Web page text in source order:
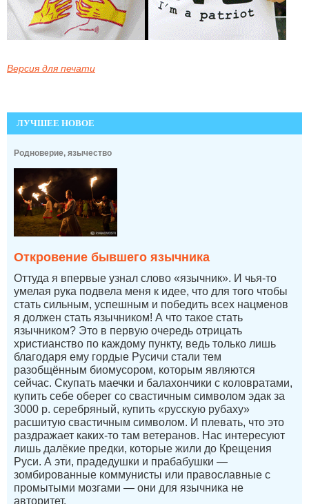
Версия для печати
ЛУЧШЕЕ НОВОЕ
Родноверие, язычество
Откровение бывшего язычника
Оттуда я впервые узнал слово «язычник». И чья-то
умелая рука подвела меня к идее, что для того чтобы
стать сильным, успешным и победить всех нацменов
я должен стать язычником! А что такое стать
язычником? Это в первую очередь отрицать
христианство по каждому пункту, ведь только лишь
благодаря ему гордые Русичи стали тем
разобщённым биомусором, которым являются
сейчас. Скупать маечки и балахончики с коловратами,
купить себе оберег со свастичным символом эдак за
3000 р. серебряный, купить «русскую рубаху»
расшитую свастичным символом. И плевать, что это
раздражает каких-то там ветеранов. Нас интересуют
лишь далёкие предки, которые жили до Крещения
Руси. А эти, прадедушки и прабабушки —
зомбированные коммунисты или православные с
промытыми мозгами — они для язычника не
авторитет.